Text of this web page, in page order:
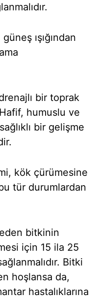
ışığından
bir toprak
Hafif, humuslu ve
bir gelişme
kök çürümesine
tür durumlardan
eden bitkinin
için 15 ila 25
Bitki
hoşlansa da,
hastalıklarına